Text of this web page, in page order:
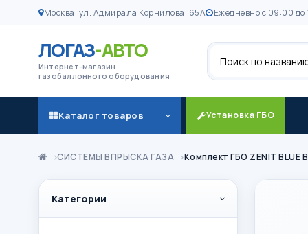
Москва, ул. Адмирала Корнилова, 65А Ежедневно с 09:00 до
ЛОГАЗ-АВТО
Интернет-магазин
газобаллонного оборудования
Каталог товаров Установка ГБО
СИСТЕМЫ ВПРЫСКА ГАЗА Комплект ГБО ZENIT BLUE
Категории